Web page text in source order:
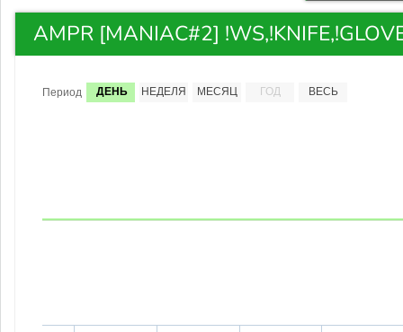
AMPR [MANIAС#2]
Период ДЕНЬ НЕДЕЛЯ МЕСЯЦ ГОД ВЕСЬ